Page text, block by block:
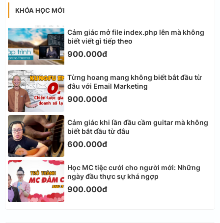
KHÓA HỌC MỚI
Cảm giác mở file index.php lên mà không
biết viết gì tiếp theo
900.000đ
Từng hoang mang không biết bắt đầu từ
đâu với Email Marketing
900.000đ
Cảm giác khi lần đầu cầm guitar mà không
biết bắt đầu từ đâu
600.000đ
Học MC tiệc cưới cho người mới: Những
ngày đầu thực sự khá ngợp
900.000đ